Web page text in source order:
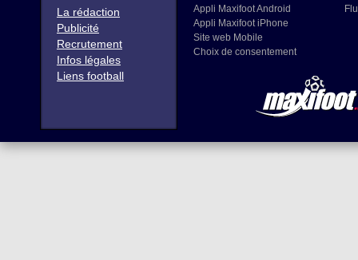
La rédaction
Publicité
Recrutement
Infos légales
Liens football
Appli Maxifoot Android
Appli Maxifoot iPhone
Site web Mobile
Choix de consentement